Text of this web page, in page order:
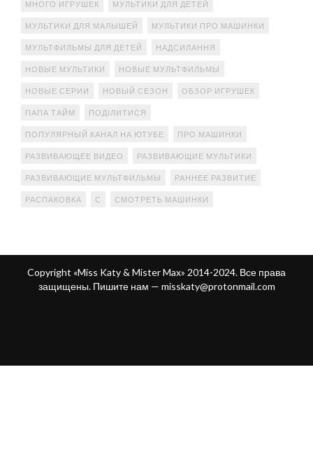
МНОГО ИГРУШЕК МУЛЬТИКИ ДЛЯ ДЕТЕЙ
МУЛЬТИКИ ДЛЯ МАЛЫШЕЙ МУЛЬТИКИ ПРО МАШИНКИ
МУЛЬТФИЛЬМЫ ДЛЯ ДЕТЕЙ НАДСИЛАННЯ
НОВЫЕ МУЛЬТИКИ НОВЫЕ МУЛЬТФИЛЬМЫ
НОВЫЕ СЕРИИ НОВЫЙ СЕЗОН ОБЗОР ИГРУШЕК
ПАПА ТАЙМ ПОДІЛИТИСЯ
ПОПУЛЯРНЫЙ КАНАЛ НА ЮТУБЕ ПРО МАШИНКИ
РАЗВИВАЮЩЕЕ ВИДЕО РАЗВИВАЮЩИЕ МУЛЬТИКИ
РАЗВИВАЮЩИЕ МУЛЬТФИЛЬМЫ РАННЕЕ РАЗВИТИЕ
РАСПАКОВКА С СМОТРЕТЬ МАШИНКИ
Copyright «Miss Katy & Mister Max» 2014-2024. Все права
защищены. Пишите нам — misskaty@protonmail.com